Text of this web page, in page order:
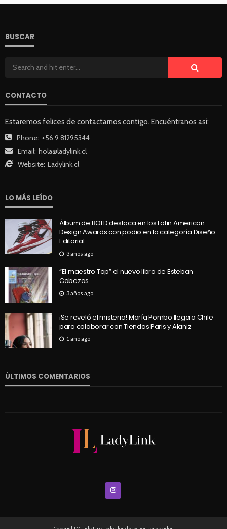
BUSCAR
CONTACTO
Estaremos felices de contactarnos contigo. Encuéntranos así:
Phone: +56 9 81295344
Email: hola@ladylink.cl
Website: Ladylink.cl
LO MÁS LEÍDO
Álbum de BOLD destaca en los Latin American
Design Awards con podio en la categoría Diseño
Editorial
3 años ago
“El maestro Top” el nuevo libro de Esteban
Cabezas
3 años ago
¡Se reveló el misterio! María Pombo llega a Chile
para colaborar con Tiendas Paris y Alaniz
1 año ago
ÚLTIMOS COMENTARIOS